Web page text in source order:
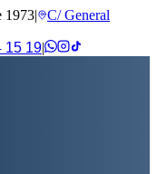
1973|
C/ General
15 19|